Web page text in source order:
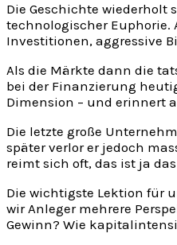
Die Geschichte
technologischer Euphorie.
Investitionen, aggressive
Als die Märkte dann die
bei der Finanzierung
Dimension – und erinnert
Die letzte große
später verlor er jedoch
reimt sich oft, das ist ja
Die wichtigste Lektion für
wir Anleger mehrere
Gewinn? Wie